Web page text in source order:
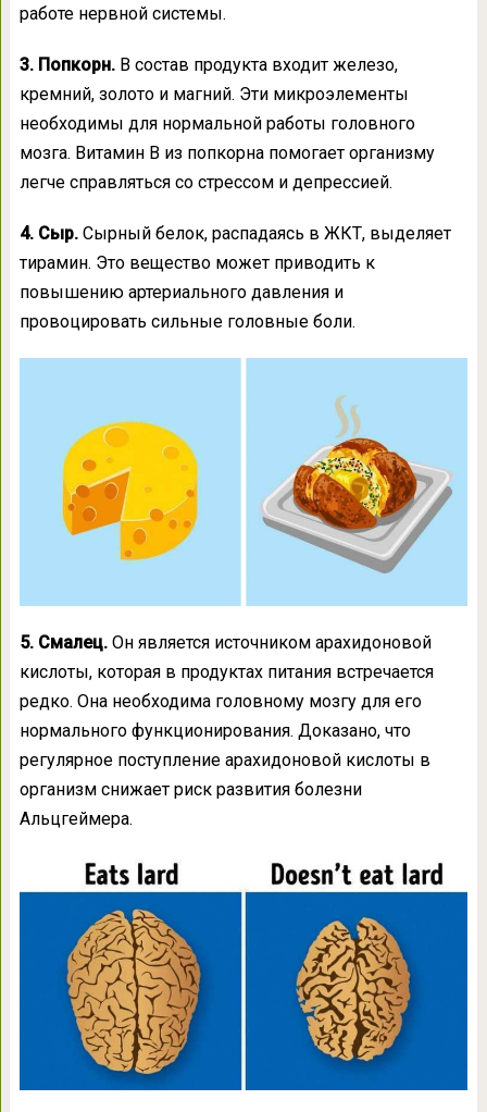
работе нервной системы.
3. Попкорн.В состав продукта входит железо,
кремний, золото и магний. Эти микроэлементы
необходимы для нормальной работы головного
мозга. Витамин В из попкорна помогает организму
легче справляться со стрессом и депрессией.
4. Сыр.Сырный белок, распадаясь в ЖКТ, выделяет
тирамин. Это вещество может приводить к
повышению артериального давления и
провоцировать сильные головные боли.
5. Смалец.Он является источником арахидоновой
кислоты, которая в продуктах питания встречается
редко. Она необходима головному мозгу для его
нормального функционирования. Доказано, что
регулярное поступление арахидоновой кислоты в
организм снижает риск развития болезни
Альцгеймера.